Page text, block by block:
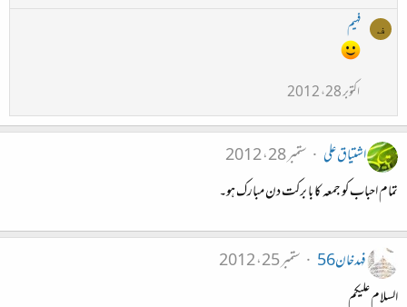
ف فہیم
اکتوبر 28، 2012
اشتیاق علی
ستمبر 28، 2012
تمام احباب کو جمعہ کا با برکت دن مبارک ہو۔
فہدخان56
ستمبر 25، 2012
السلام علیکم